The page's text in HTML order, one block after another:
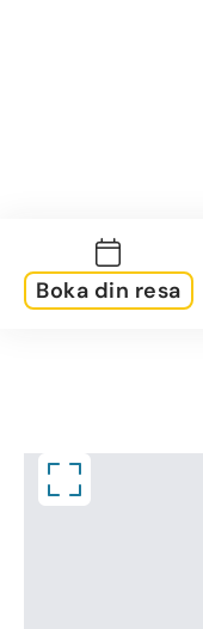
Boka din resa